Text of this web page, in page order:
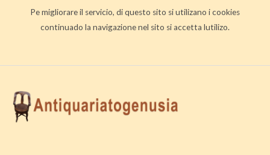
Pe migliorare il servicio, di questo sito si utilizano i cookies
continuado la navigazione nel sito si accetta lutilizo.